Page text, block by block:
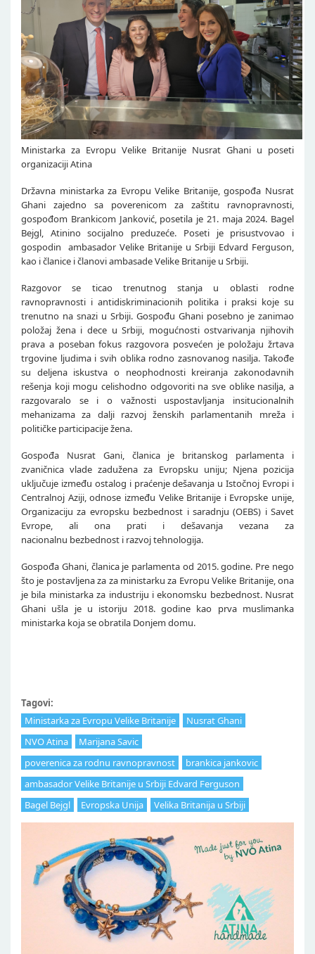
Ministarka za Evropu Velike Britanije Nusrat Ghani u poseti
organizaciji Atina
Državna ministarkaza Evropu Velike Britanije, gospođa Nusrat
Ghani zajedno sa poverenicom za zaštitu ravnopravnosti,
gospođom Brankicom Janković, posetila je 21. maja 2024. Bagel
Bejgl, Atinino socijalno preduzeće. Poseti je prisustvovao i
gospodin ambasador Velike Britanije u Srbiji Edvard Ferguson,
kao i članice i članovi ambasade Velike Britanije u Srbiji.
Razgovor se ticao trenutnog stanja u oblasti rodne
ravnopravnosti i antidiskriminacionih politika i praksi koje su
trenutno na snazi u Srbiji. Gospođu Ghani posebno je zanimao
položaj žena i dece u Srbiji, mogućnosti ostvarivanja njihovih
prava a poseban fokus razgovora posvećen je položaju žrtava
trgovine ljudima i svih oblika rodno zasnovanog nasilja. Takođe
su deljena iskustva o neophodnosti kreiranja zakonodavnih
rešenja koji mogu celishodno odgovoriti na sve oblike nasilja, a
razgovaralo se i o važnosti uspostavljanja insitucionalnih
mehanizama za dalji razvoj ženskih parlamentanih mreža i
političke participacije žena.
Gospođa Nusrat Gani, članica je britanskog parlamenta i
zvaničnica vlade zadužena za Evropsku uniju; Njena pozicija
uključuje između ostalog i praćenje dešavanja u Istočnoj Evropi i
Centralnoj Aziji, odnose između Velike Britanije i Evropske unije,
Organizaciju za evropsku bezbednost i saradnju (OEBS) i Savet
Evrope, ali ona prati i dešavanja vezana za
nacionalnu bezbednost i razvoj tehnologija.
Gospođa Ghani, članica je parlamenta od 2015. godine. Pre nego
što je postavljena za za ministarku za Evropu Velike Britanije, ona
je bila ministarka za industriju i ekonomsku bezbednost. Nusrat
Ghani ušla je u istoriju 2018. godine kao prva muslimanka
ministarka koja se obratila Donjem domu.
Tagovi:
Ministarka za Evropu Velike Britanije
Nusrat Ghani
NVO Atina
Marijana Savic
poverenica za rodnu ravnopravnost
brankica jankovic
ambasador Velike Britanije u Srbiji Edvard Ferguson
Bagel Bejgl
Evropska Unija Velika Britanija u Srbiji